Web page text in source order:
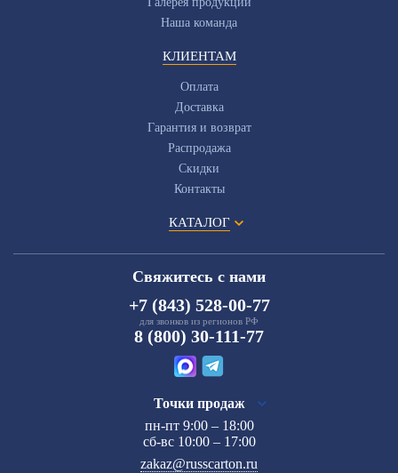
Наша команда
КЛИЕНТАМ
Оплата
Доставка
Гарантия и возврат
Распродажа
Скидки
Контакты
КАТАЛОГ
Свяжитесь с нами
+7 (843) 528-00-77
для звонков из регионов РФ
8 (800) 30-111-77
Точки продаж
пн-пт 9:00 – 18:00
сб-вс 10:00 – 17:00
zakaz@russcarton.ru